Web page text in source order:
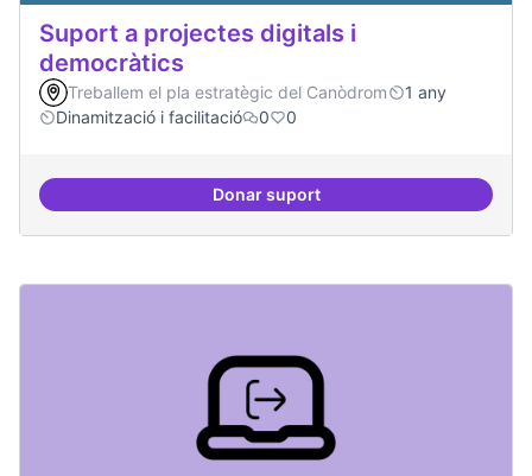
Suport a projectes digitals i
democràtics
Treballem el pla estratègic del Canòdrom
1 any
Dinamització i facilitació
0 0
Donar suportSuport a projectes digitals i